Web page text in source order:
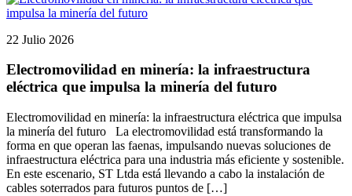
22 Julio 2026
Electromovilidad en minería: la infraestructura
eléctrica que impulsa la minería del futuro
Electromovilidad en minería: la infraestructura eléctrica que impulsa
la minería del futuro La electromovilidad está transformando la
forma en que operan las faenas, impulsando nuevas soluciones de
infraestructura eléctrica para una industria más eficiente y sostenible.
En este escenario, ST Ltda está llevando a cabo la instalación de
cables soterrados para futuros puntos de […]